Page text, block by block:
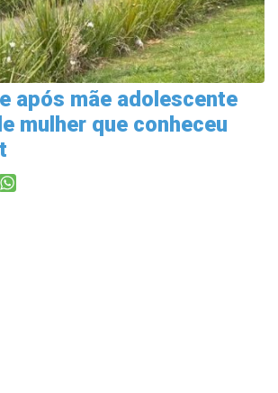
após mãe adolescente
mulher que conheceu